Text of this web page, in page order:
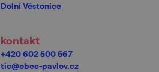
Dolní Věstonice
kontakt
+420 602 500 567
tic@obec-pavlov.cz